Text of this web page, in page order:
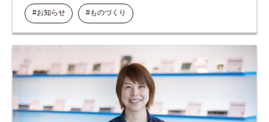
#お知らせ #ものづくり